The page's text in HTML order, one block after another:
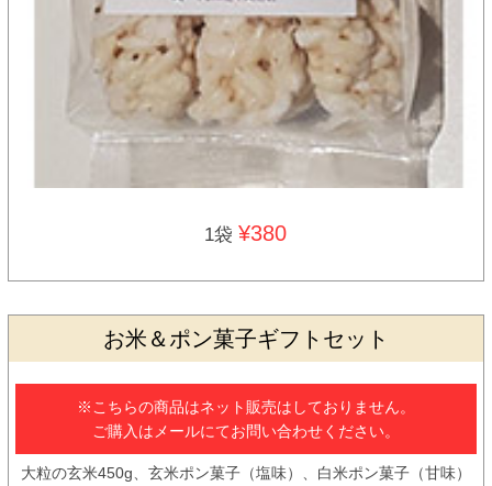
1袋¥380
お米＆ポン菓子ギフトセット
※こちらの商品はネット販売はしておりません。
ご購入はメールにてお問い合わせください。
大粒の玄米450g、玄米ポン菓子（塩味）、白米ポン菓子（甘味）